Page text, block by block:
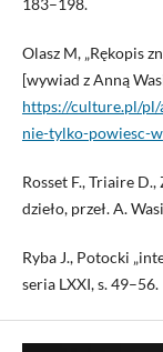
183–198.
Olasz M, „Rękopis
[wywiad z Anną
https://culture.pl/pl/
nie-tylko-powiesc-
Rosset F., Triaire
dzieło, przeł. A.
Ryba J., Potocki
seria LXXI, s. 49–56.